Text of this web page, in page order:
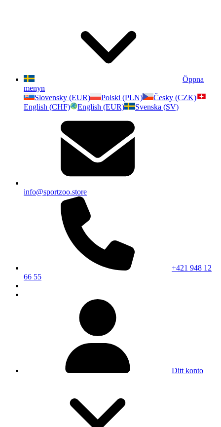
Öppna
menyn
Slovensky (EUR)
Polski (PLN)
Česky (CZK)
English (CHF)
English (EUR) Svenska (SV)
info@sportzoo.store
+421 948 12
66 55
Ditt konto